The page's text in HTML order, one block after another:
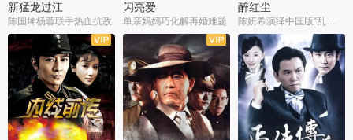
新猛龙过江
陈国坤杨蓉联手热血抗敌
闪亮爱
单亲妈妈巧化解再婚难题
醉红尘
陈妍希演绎中国版“乱世佳人”
全30集
全30集 全30集